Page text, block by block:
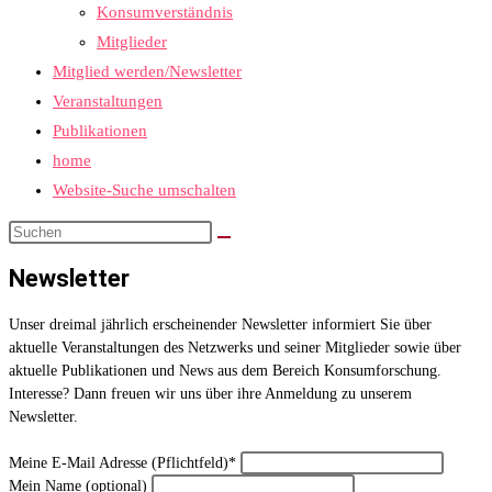
Konsumverständnis
Mitglieder
Mitglied werden/Newsletter
Veranstaltungen
Publikationen
home
Website-Suche umschalten
Newsletter
Unser dreimal jährlich erscheinender Newsletter informiert Sie über
aktuelle Veranstaltungen des Netzwerks und seiner Mitglieder sowie über
aktuelle Publikationen und News aus dem Bereich Konsumforschung.
Interesse? Dann freuen wir uns über ihre Anmeldung zu unserem
Newsletter.
Meine E-Mail Adresse (Pflichtfeld)*
Mein Name (optional)